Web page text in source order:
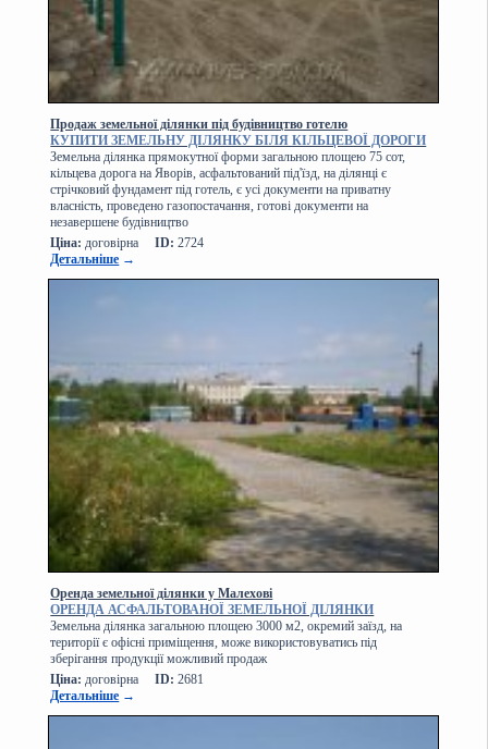
Продаж земельної ділянки під будівництво готелю
КУПИТИ ЗЕМЕЛЬНУ ДІЛЯНКУ БІЛЯ КІЛЬЦЕВОЇ ДОРОГИ
Земельна ділянка прямокутної форми загальною площею 75 сот,
кільцева дорога на Яворів, асфальтований під'їзд, на ділянці є
стрічковий фундамент під готель, є усі документи на приватну
власність, проведено газопостачання, готові документи на
незавершене будівництво
Ціна: договірна ID: 2724
Детальніше →
Оренда земельної ділянки у Малехові
ОРЕНДА АСФАЛЬТОВАНОЇ ЗЕМЕЛЬНОЇ ДІЛЯНКИ
Земельна ділянка загальною площею 3000 м2, окремий заїзд, на
території є офісні приміщення, може використовуватись під
зберігання продукції можливий продаж
Ціна: договірна ID: 2681
Детальніше →